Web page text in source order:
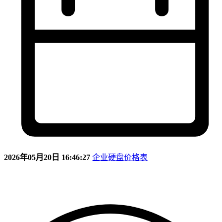
2026年05月20日 16:46:27 企业硬盘价格表